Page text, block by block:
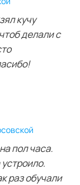
кучу
делали с
пол часа.
раз обучали